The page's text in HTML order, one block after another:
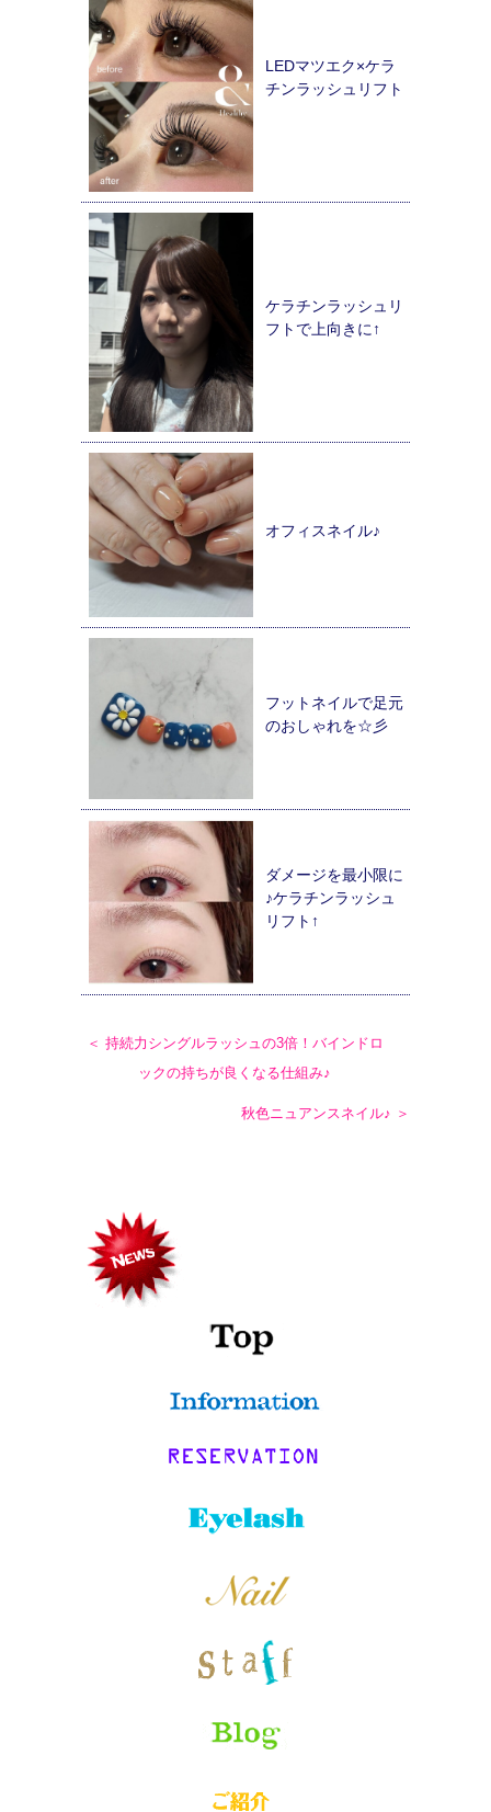
LEDマツエク×ケラ
チンラッシュリフト
ケラチンラッシュリ
フトで上向きに↑
オフィスネイル♪
フットネイルで足元
のおしゃれを☆彡
ダメージを最小限に
♪ケラチンラッシュ
リフト↑
＜ 持続力シングルラッシュの3倍！バインドロ
ックの持ちが良くなる仕組み♪
秋色ニュアンスネイル♪ ＞